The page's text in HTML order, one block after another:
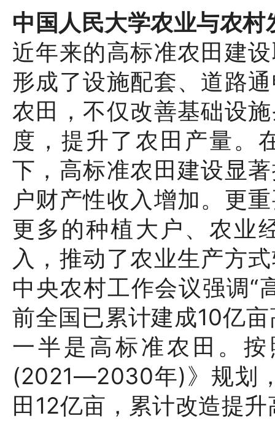
中国人民大学农业与农
近年来的高标准农田建
形成了设施配套、道路
农田，不仅改善基础设
度，提升了农田产量。
下，高标准农田建设显
户财产性收入增加。更
更多的种植大户、农业
入，推动了农业生产方
中央农村工作会议强调“
前全国已累计建成10亿
一半是高标准农田。
(2021—2030年)》规划
田12亿亩，累计改造提